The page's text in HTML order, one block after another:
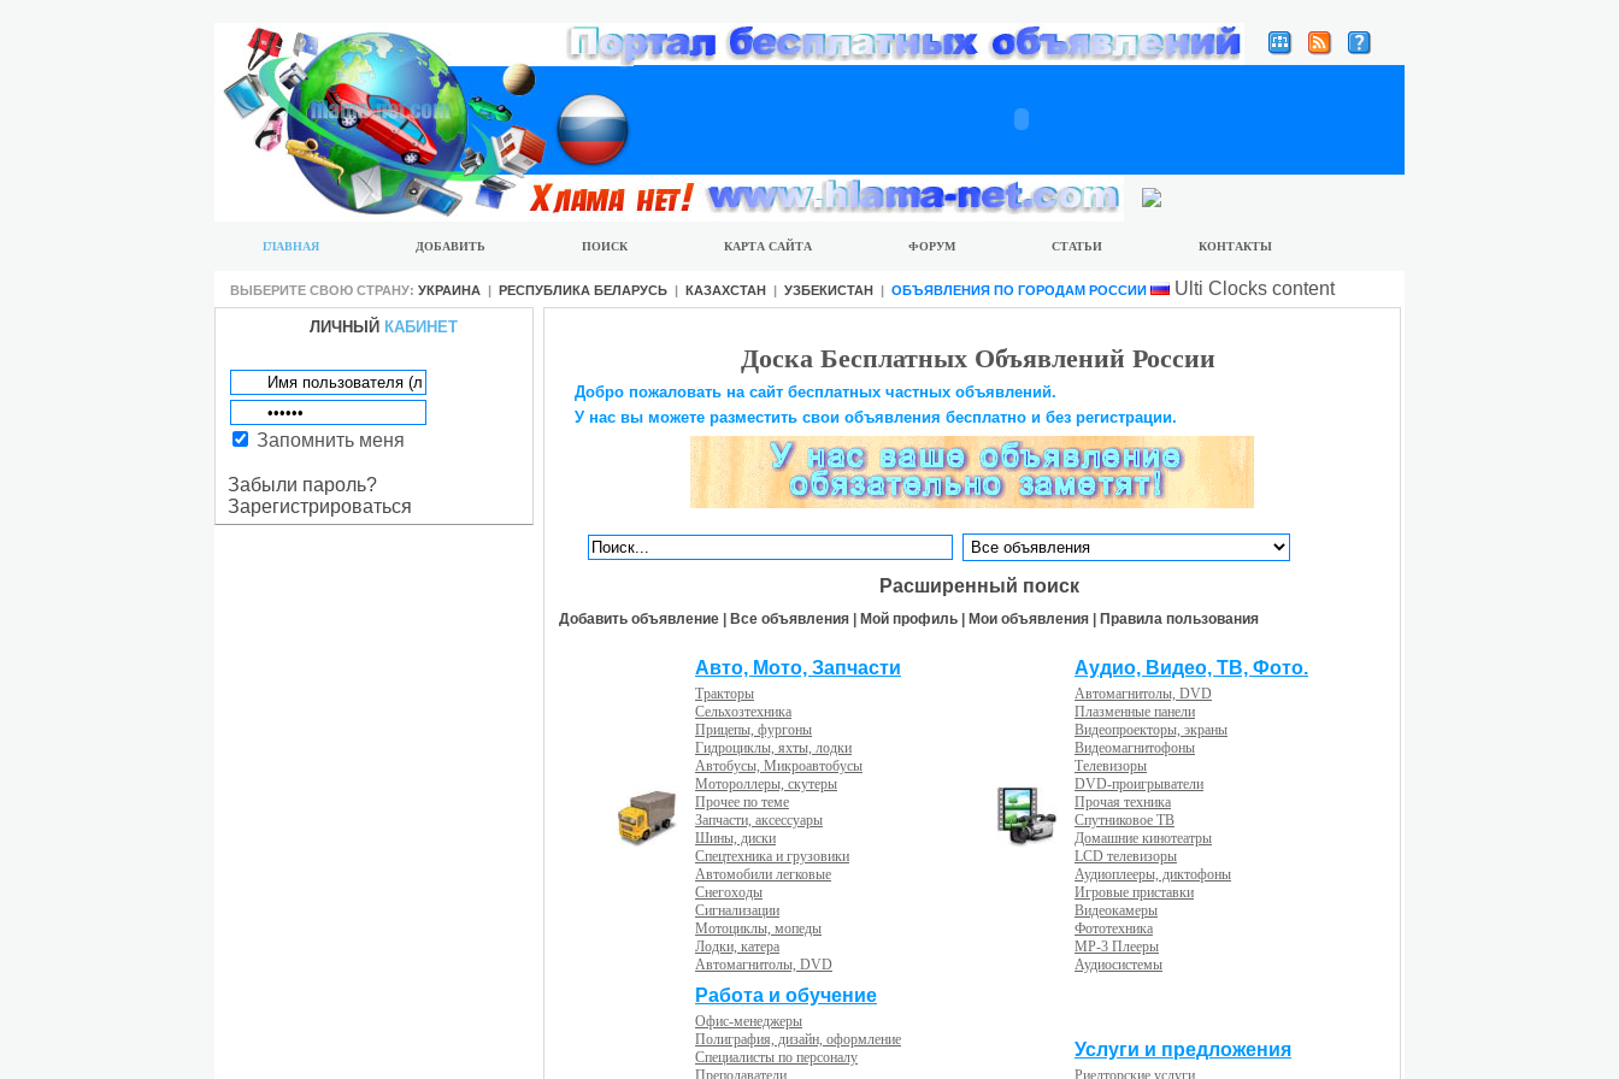
ГЛАВНАЯ ДОБАВИТЬ ПОИСК КАРТА САЙТА ФОРУМ СТАТЬИ КОНТАКТЫ
ВЫБЕРИТЕ СВОЮ СТРАНУ: УКРАИНА | РЕСПУБЛИКА БЕЛАРУСЬ | КАЗАХСТАН | УЗБЕКИСТАН | ОБЪЯВЛЕНИЯ ПО ГОРОДАМ РОССИИ Ulti Clocks content
ЛИЧНЫЙ КАБИНЕТ
Запомнить меня
Забыли пароль?
Зарегистрироваться
Доска Бесплатных Объявлений России
Добро пожаловать на сайт бесплатных частных объявлений.
У нас вы можете разместить свои объявления бесплатно и без регистрации.
Расширенный поиск
Добавить объявление | Все объявления | Мой профиль | Мои объявления | Правила пользования
Авто, Мото, Запчасти
Тракторы
Сельхозтехника
Прицепы, фургоны
Гидроциклы, яхты, лодки
Автобусы, Микроавтобусы
Мотороллеры, скутеры
Прочее по теме
Запчасти, аксессуары
Шины, диски
Спецтехника и грузовики
Автомобили легковые
Снегоходы
Сигнализации
Мотоциклы, мопеды
Лодки, катера
Автомагнитолы, DVD
Аудио, Видео, ТВ, Фото.
Автомагнитолы, DVD
Плазменные панели
Видеопроекторы, экраны
Видеомагнитофоны
Телевизоры
DVD-проигрыватели
Прочая техника
Спутниковое ТВ
Домашние кинотеатры
LCD телевизоры
Аудиоплееры, диктофоны
Игровые приставки
Видеокамеры
Фототехника
MP-3 Плееры
Аудиосистемы
Работа и обучение
Офис-менеджеры
Полиграфия, дизайн, оформление
Специалисты по персоналу
Преподаватели
Услуги и предложения
Риелторские услуги